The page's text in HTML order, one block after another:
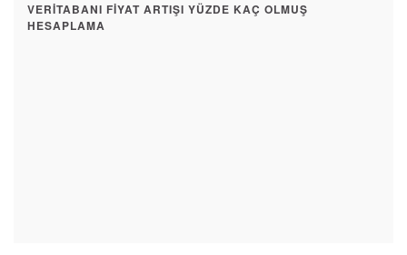
VERITABANI FIYAT ARTIŞI YÜZDE KAÇ OLMUŞ
HESAPLAMA